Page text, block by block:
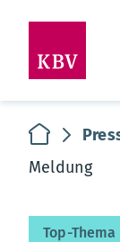
zur
Meldung
Top-Thema